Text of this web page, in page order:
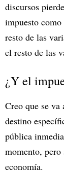
discursos
impuesto
resto de las
el resto de las
¿Y el
Creo que se
destino
pública
momento,
economía.